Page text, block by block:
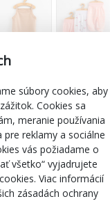
súbory cookies, aby
Cookies sa
meranie používania
pre reklamy a sociálne
vás požiadame o
všetko“ vyjadrujete
Viac informácií
zásadách ochrany